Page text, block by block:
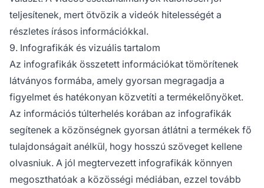
teljesítenek, mert ötvözik a videók hitelességét a
részletes írásos információkkal.
9. Infografikák és vizuális tartalom
Az infografikák összetett információkat tömörítenek
látványos formába, amely gyorsan megragadja a
figyelmet és hatékonyan közvetíti a termékelőnyöket.
Az információs túlterhelés korában az infografikák
segítenek a közönségnek gyorsan átlátni a termékek fő
tulajdonságait anélkül, hogy hosszú szöveget kellene
olvasniuk. A jól megtervezett infografikák könnyen
megoszthatóak a közösségi médiában, ezzel tovább